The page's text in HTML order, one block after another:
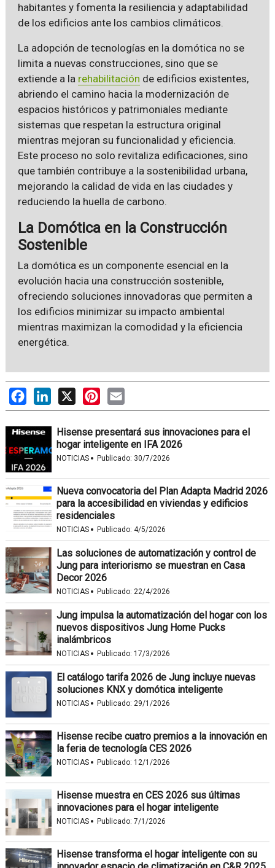
habitantes y fomenta la resiliencia y adaptabilidad
de los edificios ante los cambios climáticos.
La adopción de tecnologías en la domótica no se
limita a nuevas construcciones, sino que se
extiende a la rehabilitación de edificios existentes,
abriendo el camino hacia la modernización de
espacios históricos y patrimoniales mediante
sistemas que respetan la estructura original
mientras mejoran su funcionalidad y eficiencia.
Este proceso no solo revitaliza edificaciones, sino
que también contribuye a la sostenibilidad urbana,
mejorando la calidad de vida en las ciudades y
reduciendo la huella de carbono.
La Domótica en la Construcción
Sostenible
La domótica es un componente esencial en la
evolución hacia una construcción sostenible,
ofreciendo soluciones innovadoras que permiten a
los edificios minimizar su impacto ambiental
mientras maximizan la comodidad y la eficiencia
energética.
FacebookLinkedIn
X PinterestEmail
Hisense presentará sus innovaciones para el
hogar inteligente en IFA 2026
NOTICIAS · Publicado: 30/7/2026
Nueva convocatoria del Plan Adapta Madrid 2026
para la accesibilidad en viviendas y edificios
residenciales
NOTICIAS · Publicado: 4/5/2026
Las soluciones de automatización y control de
Jung para interiorismo se muestran en Casa
Decor 2026
NOTICIAS · Publicado: 22/4/2026
Jung impulsa la automatización del hogar con los
nuevos dispositivos Jung Home Pucks
inalámbricos
NOTICIAS · Publicado: 17/3/2026
El catálogo tarifa 2026 de Jung incluye nuevas
soluciones KNX y domótica inteligente
NOTICIAS · Publicado: 29/1/2026
Hisense recibe cuatro premios a la innovación en
la feria de tecnología CES 2026
NOTICIAS · Publicado: 12/1/2026
Hisense muestra en CES 2026 sus últimas
innovaciones para el hogar inteligente
NOTICIAS · Publicado: 7/1/2026
Hisense transforma el hogar inteligente con su